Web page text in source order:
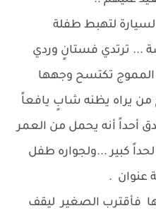
لتهبط طفلة
... ترتدي فستانٍ وردي
المموج تكتسح وجهها
من يراه يظنه شابٍ يافعاً
أحداً أنه يحمل من العمر
كبير ...ولجواره طفل
عنوان .
فأقترب الصغير ليقف